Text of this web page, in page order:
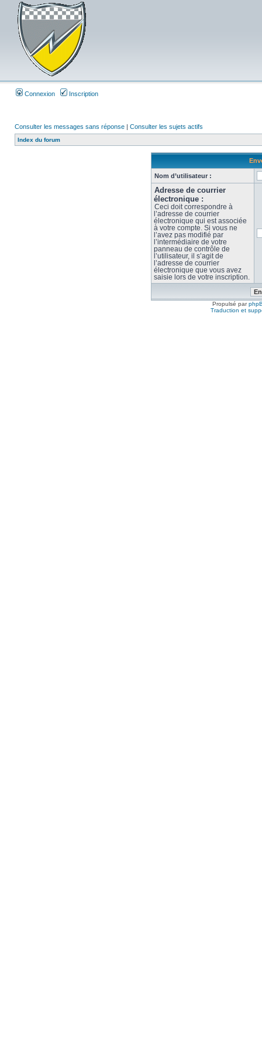
Connexion Inscription
Consulter les messages sans réponse | Consulter les sujets actifs
Index du forum
Nom d’utilisateur :
Adresse de courrier
électronique :
Ceci doit correspondre à
l’adresse de courrier
électronique qui est associée
à votre compte. Si vous ne
l’avez pas modifié par
l’intermédiaire de votre
panneau de contrôle de
l’utilisateur, il s’agit de
l’adresse de courrier
électronique que vous avez
saisie lors de votre inscription.
Propulsé par
Traduction et